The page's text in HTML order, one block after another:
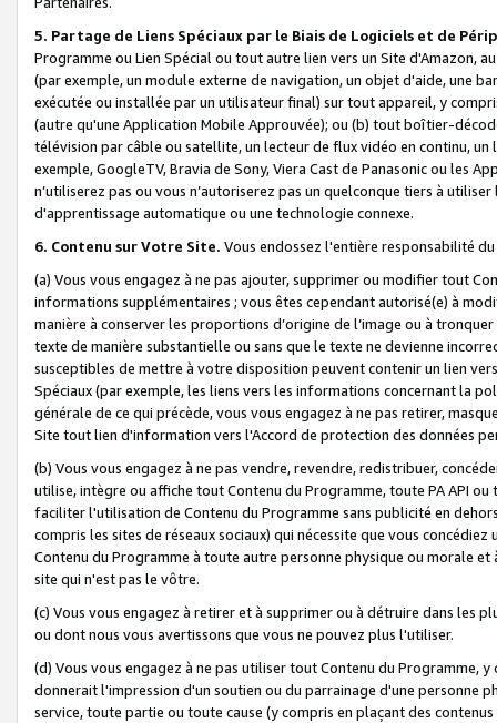
5. Partage de Liens Spéciaux par le Biais de Logiciels et de
Programme ou Lien Spécial ou tout autre lien vers un Site d'Amazon,
(par exemple, un module externe de navigation, un objet d'aide, une
exécutée ou installée par un utilisateur final) sur tout appareil, y
(autre qu'une Application Mobile Approuvée); ou (b) tout boîtier-
télévision par câble ou satellite, un lecteur de flux vidéo en continu,
exemple, GoogleTV, Bravia de Sony, Viera Cast de Panasonic ou les
n’utiliserez pas ou vous n’autoriserez pas un quelconque tiers à
d'apprentissage automatique ou une technologie connexe.
6. Contenu sur Votre Site. Vous endossez l'entière responsabilité
(a) Vous vous engagez à ne pas ajouter, supprimer ou modifier tout
informations supplémentaires ; vous êtes cependant autorisé(e) à
manière à conserver les proportions d’origine de l’image ou à
texte de manière substantielle ou sans que le texte ne devienne
susceptibles de mettre à votre disposition peuvent contenir un lien
Spéciaux (par exemple, les liens vers les informations concernant la
générale de ce qui précède, vous vous engagez à ne pas retirer,
Site tout lien d'information vers l'Accord de protection des données
(b) Vous vous engagez à ne pas vendre, revendre, redistribuer,
utilise, intègre ou affiche tout Contenu du Programme, toute PA API
faciliter l'utilisation de Contenu du Programme sans publicité en
compris les sites de réseaux sociaux) qui nécessite que vous
Contenu du Programme à toute autre personne physique ou morale
site qui n'est pas le vôtre.
(c) Vous vous engagez à retirer et à supprimer ou à détruire dans les
ou dont nous vous avertissons que vous ne pouvez plus l'utiliser.
(d) Vous vous engagez à ne pas utiliser tout Contenu du Programme,
donnerait l'impression d'un soutien ou du parrainage d'une personne
service, toute partie ou toute cause (y compris en plaçant des